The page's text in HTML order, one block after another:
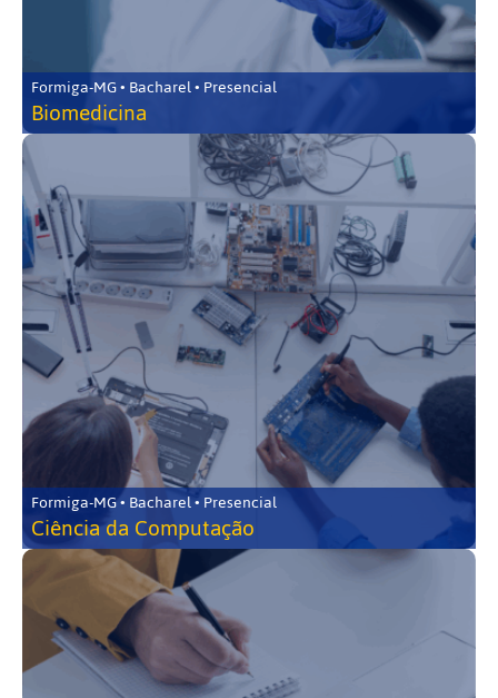
Formiga-MG • Bacharel • Presencial
Biomedicina
Formiga-MG • Bacharel • Presencial
Ciência da Computação